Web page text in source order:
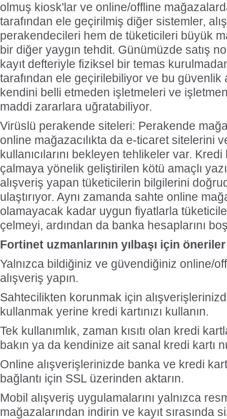
olmuş kiosk'lar ve online/offline
tarafından ele geçirilmiş diğer sistemler,
perakendecileri hem de tüketicileri büyük
bir diğer yaygın tehdit. Günümüzde satış
kayıt defteriyle fiziksel bir temas
tarafından ele geçirilebiliyor ve bu güvenlik
kendini belli etmeden işletmeleri ve
maddi zararlara uğratabiliyor.
Virüslü perakende siteleri: Perakende
online mağazacılıkta da e-ticaret sitelerini
kullanıcılarını bekleyen tehlikeler var.
çalmaya yönelik geliştirilen kötü amaçlı
alışveriş yapan tüketicilerin bilgilerini
ulaştırıyor. Aynı zamanda sahte online
olamayacak kadar uygun fiyatlarla
çelmeyi, ardından da banka hesaplarını
Fortinet uzmanlarının yılbaşı için
Yalnızca bildiğiniz ve güvendiğiniz online/
alışveriş yapın.
Sahtecilikten korunmak için
kullanmak yerine kredi kartınızı kullanın.
Tek kullanımlık, zaman kısıtı olan kredi
bakın ya da kendinize ait sanal kredi kartı
Online alışverişlerinizde banka ve kredi
bağlantı için SSL üzerinden aktarın.
Mobil alışveriş uygulamalarını yalnızca
mağazalarından indirin ve kayıt sırasında